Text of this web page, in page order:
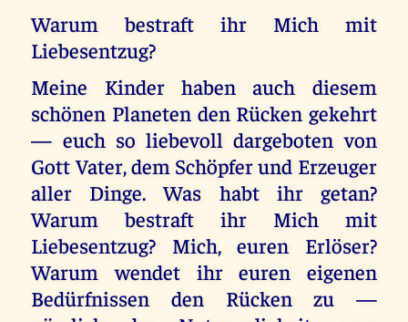
Warum bestraft ihr Mich mit
Liebesentzug?
Meine Kinder haben auch diesem
schönen Planeten den Rücken gekehrt
— euch so liebevoll dargeboten von
Gott Vater, dem Schöpfer und Erzeuger
aller Dinge. Was habt ihr getan?
Warum bestraft ihr Mich mit
Liebesentzug? Mich, euren Erlöser?
Warum wendet ihr euren eigenen
Bedürfnissen den Rücken zu —